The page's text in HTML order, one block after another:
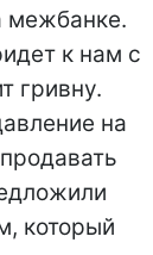
межбанке.
к нам с
гривну.
на
который